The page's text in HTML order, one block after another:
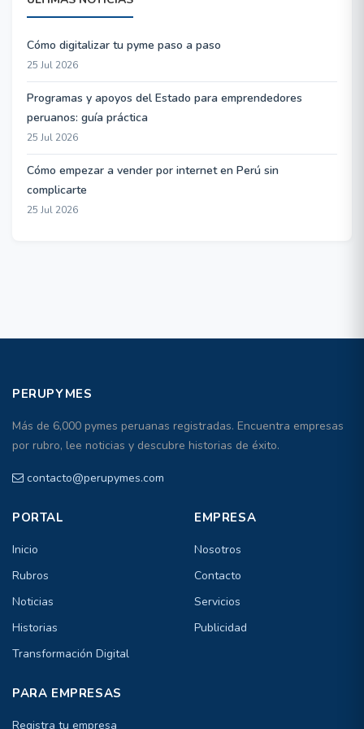
Cómo digitalizar tu pyme paso a paso
25 Jul 2026
Programas y apoyos del Estado para emprendedores
peruanos: guía práctica
25 Jul 2026
Cómo empezar a vender por internet en Perú sin
complicarte
25 Jul 2026
PERUPYMES
Más de 6,000 pymes peruanas registradas. Encuentra empresas
por rubro, lee noticias y descubre historias de éxito.
contacto@perupymes.com
PORTAL
Inicio
Rubros
Noticias
Historias
Transformación Digital
EMPRESA
Nosotros
Contacto
Servicios
Publicidad
PARA EMPRESAS
Registra tu empresa